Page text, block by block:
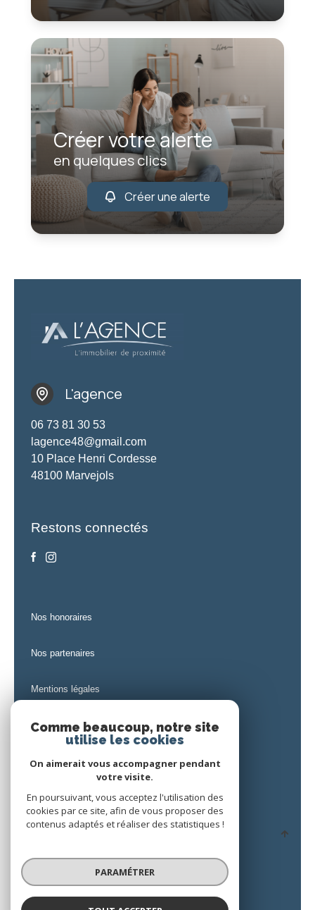
Créer votre alerte
en quelques clics
Créer une alerte
L'agence
06 73 81 30 53
lagence48@gmail.com
10 Place Henri Cordesse
48100 Marvejols
Restons connectés
nos honoraires
nos partenaires
mentions légales
admin
politique rgpd
cookies
Comme beaucoup, notre site
utilise les cookies
On aimerait vous accompagner pendant
votre visite.
En poursuivant, vous acceptez l'utilisation des
cookies par ce site, afin de vous proposer des
contenus adaptés et réaliser des statistiques !
PARAMÉTRER